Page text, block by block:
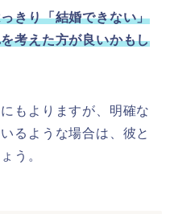
きり「結婚できない」
考えた方が良いかもし
もよりますが、明確な
るような場合は、彼と
う。